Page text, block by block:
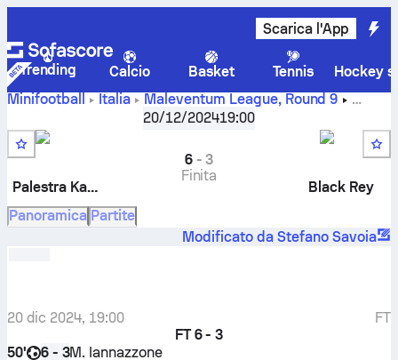
Scarica l'App
Trending Calcio Basket Tennis
Hockey
Minifootball
Italia Maleventum League, Round 9
Palestra Katachi NPB-Black Rey
20/12/202419:00
Palestra Katachi
6-3
Finita
Black Rey
Panoramica Partite
Modificato da Stefano Savoia
20 dic 2024, 19:00
FT
FT 6 - 3
50'
6 - 3M. Iannazzone